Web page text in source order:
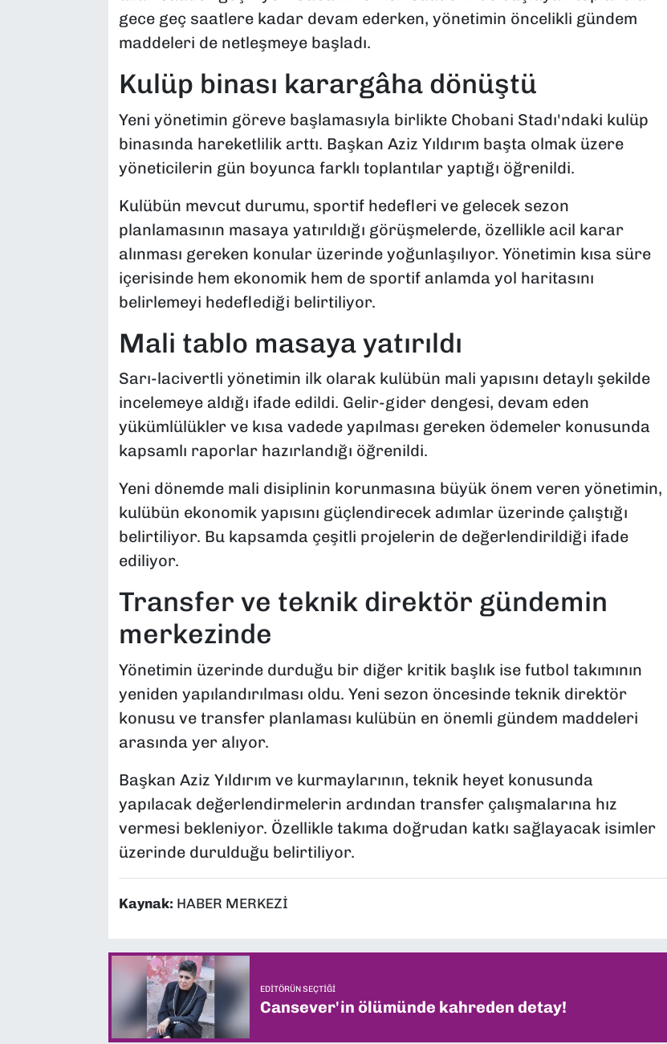
gece geç saatlere kadar devam ederken, yönetimin öncelikli gündem
maddeleri de netleşmeye başladı.
Kulüp binası karargâha dönüştü
Yeni yönetimin göreve başlamasıyla birlikte Chobani Stadı'ndaki kulüp
binasında hareketlilik arttı. Başkan Aziz Yıldırım başta olmak üzere
yöneticilerin gün boyunca farklı toplantılar yaptığı öğrenildi.
Kulübün mevcut durumu, sportif hedefleri ve gelecek sezon
planlamasının masaya yatırıldığı görüşmelerde, özellikle acil karar
alınması gereken konular üzerinde yoğunlaşılıyor. Yönetimin kısa süre
içerisinde hem ekonomik hem de sportif anlamda yol haritasını
belirlemeyi hedeflediği belirtiliyor.
Mali tablo masaya yatırıldı
Sarı-lacivertli yönetimin ilk olarak kulübün mali yapısını detaylı şekilde
incelemeye aldığı ifade edildi. Gelir-gider dengesi, devam eden
yükümlülükler ve kısa vadede yapılması gereken ödemeler konusunda
kapsamlı raporlar hazırlandığı öğrenildi.
Yeni dönemde mali disiplinin korunmasına büyük önem veren yönetimin,
kulübün ekonomik yapısını güçlendirecek adımlar üzerinde çalıştığı
belirtiliyor. Bu kapsamda çeşitli projelerin de değerlendirildiği ifade
ediliyor.
Transfer ve teknik direktör gündemin
merkezinde
Yönetimin üzerinde durduğu bir diğer kritik başlık ise futbol takımının
yeniden yapılandırılması oldu. Yeni sezon öncesinde teknik direktör
konusu ve transfer planlaması kulübün en önemli gündem maddeleri
arasında yer alıyor.
Başkan Aziz Yıldırım ve kurmaylarının, teknik heyet konusunda
yapılacak değerlendirmelerin ardından transfer çalışmalarına hız
vermesi bekleniyor. Özellikle takıma doğrudan katkı sağlayacak isimler
üzerinde durulduğu belirtiliyor.
Kaynak: HABER MERKEZİ
EDITÖRÜN SEÇTIĞI
Cansever'in ölümünde kahreden detay!